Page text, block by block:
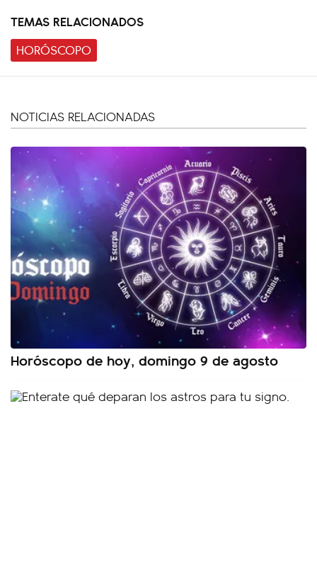
TEMAS RELACIONADOS
HORÓSCOPO
NOTICIAS RELACIONADAS
Horóscopo de hoy, domingo 9 de agosto